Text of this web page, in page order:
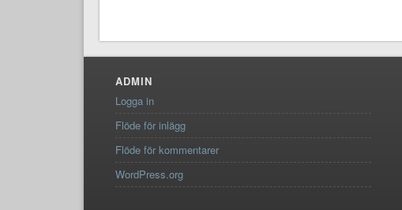
ADMIN
Logga in
Flöde för inlägg
Flöde för kommentarer
WordPress.org